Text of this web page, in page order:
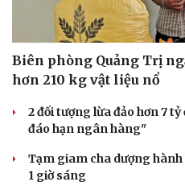
Săn Tour
check-in
Biên phòng Quảng Trị
hơn 210 kg vật liệu nổ
2 đối tượng lừa đảo hơn 7
đáo hạn ngân hàng"
Tạm giam cha dượng hành
1 giờ sáng